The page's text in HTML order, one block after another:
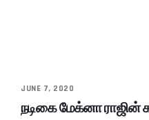
JUNE 7, 2020
நடிகை மேக்னா